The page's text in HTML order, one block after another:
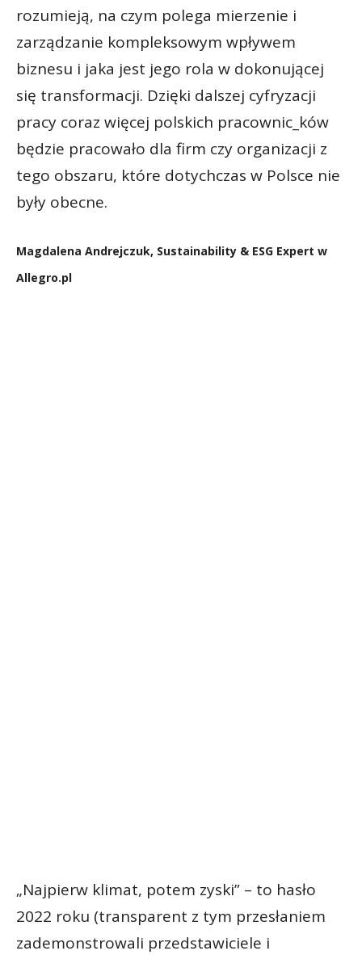
rozumieją, na czym polega mierzenie i
zarządzanie kompleksowym wpływem
biznesu i jaka jest jego rola w dokonującej
się transformacji. Dzięki dalszej cyfryzacji
pracy coraz więcej polskich pracownic_ków
będzie pracowało dla firm czy organizacji z
tego obszaru, które dotychczas w Polsce nie
były obecne.
Magdalena Andrejczuk, Sustainability & ESG Expert w
Allegro.pl
„Najpierw klimat, potem zyski” – to hasło
2022 roku (transparent z tym przesłaniem
zademonstrowali przedstawiciele i